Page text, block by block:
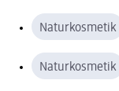
Naturkosmetik
Naturkosmetik